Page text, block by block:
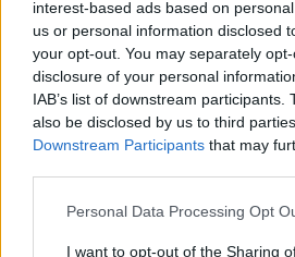
interest-based ads based on
us or personal information disclosed
your opt-out. You may separately
disclosure of your personal
IAB’s list of downstream participants.
also be disclosed by us to third
Downstream Participants that may
Personal Data Processing Opt
I want to opt-out of the Sharing
Ungewissheit, emotionale
Konflikte, wenn zwei starke
aufeinanderprallen. Während der
Schwarzen Kontinent hast du wohl
verloren, mehrmals die Geduld
einmal sogar fast die Vernunft.
in der Art.